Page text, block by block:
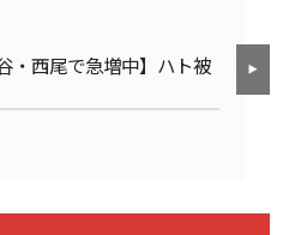
・西尾で急増中】ハト被